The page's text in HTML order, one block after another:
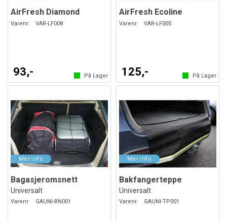
AirFresh Diamond
Varenr: VAR-LF008
93,- På Lager
AirFresh Ecoline
Varenr: VAR-LF005
125,- På Lager
Bagasjeromsnett
Universalt
Varenr: GAUNI-BN001
Bakfangerteppe
Universalt
Varenr: GAUNI-TP001